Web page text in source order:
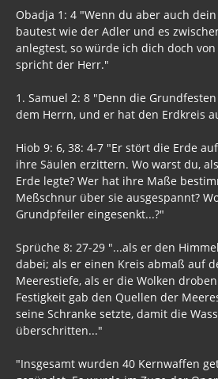
Obadja 1: 4 "Wenn du aber auch
bautest wie der Adler und es
anlegtest, so würde ich dich doch
spricht der Herr."
1. Samuel 2: 8 "Denn die
dem Herrn, und er hat den Erdkreis
Hiob 9: 6, 38: 4-7 "Er stört die Erde
ihre Säulen erzittern. Wo warst du,
Erde legte? Wer hat ihre Maße
Meßschnur über sie ausgespannt?
Grundpfeiler eingesenkt...?"
Sprüche 8: 27-29 "...als er den
dabei; als er einen Kreis abmaß auf
Meerestiefe, als er die Wolken
Festigkeit gab den Quellen der
seine Schranke setzte, damit die
überschritten..."
"Insgesamt wurden 40 Kernwaffen